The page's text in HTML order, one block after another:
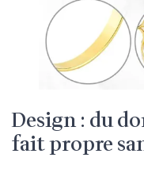
Design : du
fait propre